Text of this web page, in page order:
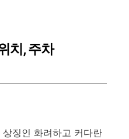
치, 주차
징인 화려하고 커다란